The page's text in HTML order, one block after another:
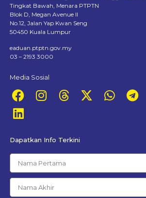
Tingkat Bawah, Menara PTPTN
Blok D, Megan Avenue II
No.12, Jalan Yap Kwan Seng
50450 Kuala Lumpur
eaduan.ptptn.gov.my
03 – 2193 3000
Media Sosial
Dapatkan Info Terkini